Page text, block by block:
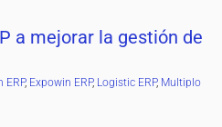
a mejorar la gestión de
ERP, Expowin ERP, Logistic ERP, Multiplo